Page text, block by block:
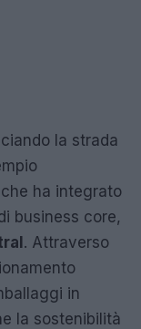
la strada
ha integrato
business core,
. Attraverso
in
la sostenibilità